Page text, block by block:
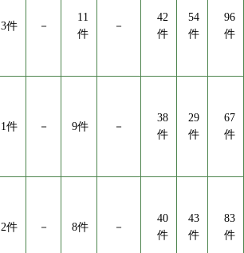
3件 －
11
件
－
42
件
54
件
96
件
1件 － 9件 －
38
件
29
件
67
件
2件 － 8件 －
40
件
43
件
83
件